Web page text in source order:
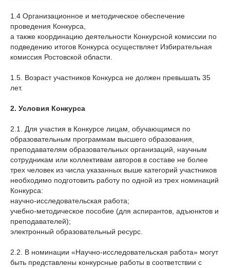
1.4 Организационное и методическое обеспечение
проведения Конкурса,
а также координацию деятельности Конкурсной комиссии по
подведению итогов Конкурса осуществляет Избирательная
комиссия Ростовской области.
1.5. Возраст участников Конкурса не должен превышать 35
лет.
2. Условия Конкурса
2.1. Для участия в Конкурсе лицам, обучающимся по
образовательным программам высшего образования,
преподавателям образовательных организаций, научным
сотрудникам или коллективам авторов в составе не более
трех человек из числа указанных выше категорий участников
необходимо подготовить работу по одной из трех номинаций
Конкурса:
научно-исследовательская работа;
учебно-методическое пособие (для аспирантов, адъюнктов и
преподавателей);
электронный образовательный ресурс.
2.2. В номинации «Научно-исследовательская работа» могут
быть представлены конкурсные работы в соответствии с